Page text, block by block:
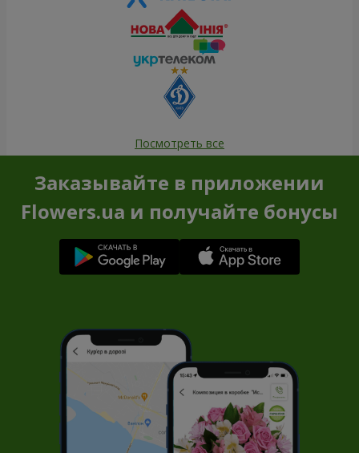
Посмотреть все
Заказывайте в приложении
Flowers.ua и получайте бонусы